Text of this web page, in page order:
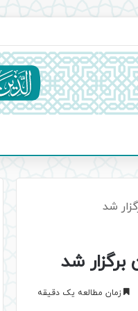
شد
شد
زمان مطالعه یک دقیقه